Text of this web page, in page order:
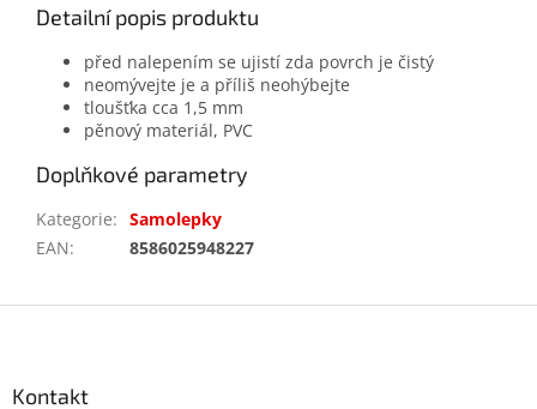
Detailní popis produktu
před nalepením se ujistí zda povrch je čistý
neomývejte je a příliš neohýbejte
tloušťka cca 1,5 mm
pěnový materiál, PVC
Doplňkové parametry
Kategorie: Samolepky
EAN: 8586025948227
Kontakt